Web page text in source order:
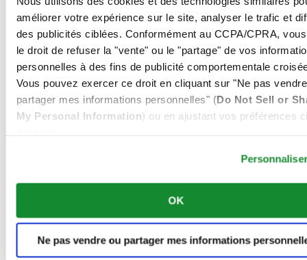
améliorer votre expérience sur le site, analyser le trafic et
des publicités ciblées. Conformément au CCPA/CPRA,
le droit de refuser la "vente" ou le "partage" de vos
personnelles à des fins de publicité comportementale
Vous pouvez exercer ce droit en cliquant sur "Ne pas
partager mes informations personnelles" (Do Not Sell or
My Personal Information) ou en ajustant vos préférences
OK
Ne pas vendre ou partager mes informations
Allemagne
Autriche
Belgique
Dutch
Français
Chine
English
简体中文
Danemark
Irlande
Français
Pays-Bas